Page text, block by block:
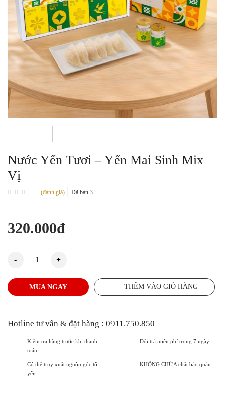
Nước Yến Tươi – Yến Mai Sinh Mix
Vị
5
sao
(đánh giá) Đã bán 3
320.000
Nước Yến Tươi - Yến Mai Sinh Mix Vị số lượng
THÊM VÀO GIỎ HÀNG
MUA NGAY
Hotline tư vấn & đặt hàng : 0911.750.850
Kiểm tra hàng trước khi thanh
toán
Đổi trả miễn phí trong 7 ngày
Có thể truy xuất nguồn gốc tổ
yến
KHÔNG CHỨA chất bảo quản